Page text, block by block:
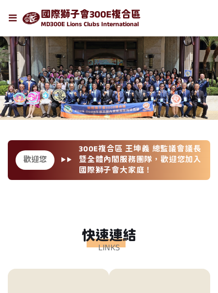
國際獅子會300E複合區
MD300E Lions Clubs International
歡迎您
300E複合區 王坤義 總監議會議長
暨全體內閣服務團隊，歡迎您加入
國際獅子會大家庭！
快速連結
LINKS